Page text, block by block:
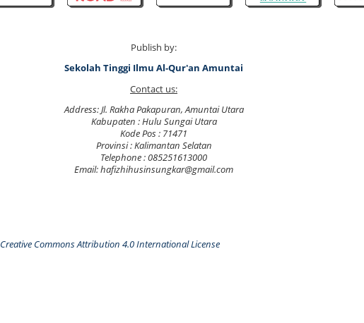
Publish by:
Sekolah Tinggi Ilmu Al-Qur'an Amuntai
Contact us:
Address: Jl. Rakha Pakapuran, Amuntai Utara
Kabupaten : Hulu Sungai Utara
Kode Pos : 71471
Provinsi : Kalimantan Selatan
Telephone : 085251613000
Email: hafizhihusinsungkar@gmail.com
Creative Commons Attribution 4.0 International License